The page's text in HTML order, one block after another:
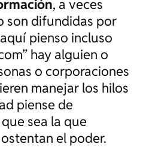
, a veces
son difundidas por
pienso incluso
hay alguien o
o corporaciones
manejar los hilos
piense de
que sea la que
el poder.